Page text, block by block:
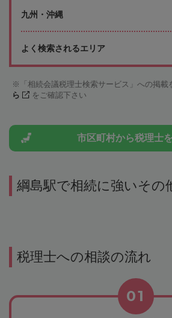
九州・沖縄
よく検索されるエリア
「相続会議税理士検索サービス」への掲
ら
をご確認下さい
市区町村から税理士
綱島駅で相続に強いその
税理士への相談の流れ
01